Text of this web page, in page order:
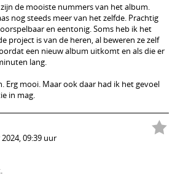
de mooiste nummers van het album.
nog steeds meer van het zelfde. Prachtig
en eentonig. Soms heb ik het
project is van de heren, al beweren ze zelf
een nieuw album uitkomt en als die er
lang.
Erg mooi. Maar ook daar had ik het gevoel
in mag.
09:39 uur